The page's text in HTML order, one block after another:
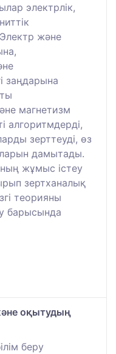
электрлік,
және
заңдарына
магнетизм
алгоритмдерді,
зерттеуді, өз
дамытады.
жұмыс істеу
зертханалық
теорияны
барысында
оқытудың
беру